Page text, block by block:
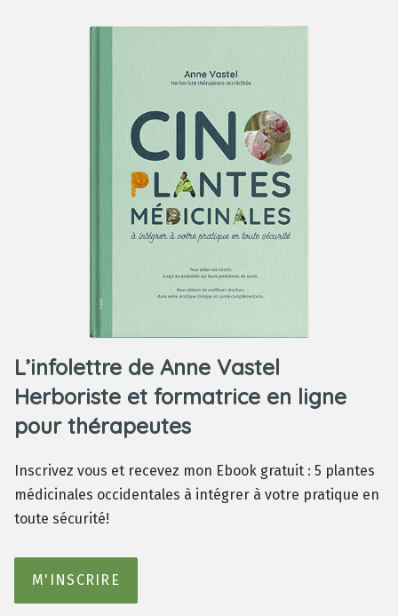
L’infolettre de Anne Vastel
Herboriste et formatrice en ligne
pour thérapeutes
Inscrivez vous et recevez mon Ebook gratuit : 5 plantes
médicinales occidentales à intégrer à votre pratique en
toute sécurité!
M'INSCRIRE